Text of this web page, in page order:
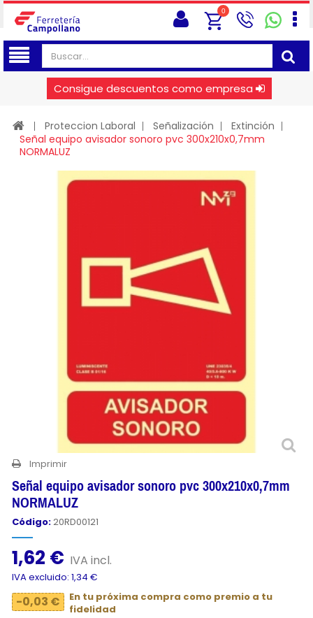
0
Consigue descuentos como empresa
Proteccion Laboral Señalización
Extinción
Señal equipo avisador sonoro pvc 300x210x0,7mm
NORMALUZ
Imprimir
Señal equipo avisador sonoro pvc 300x210x0,7mm
NORMALUZ
Código:20RD00121
1,62 € IVA incl.
IVA excluido: 1,34 €
-0,03 €
En tu próxima compra como premio a tu
fidelidad